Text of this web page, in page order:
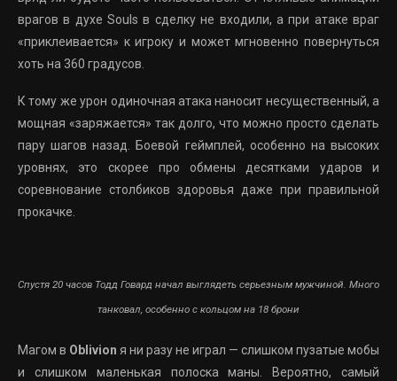
врагов в духе Souls в сделку не входили, а при атаке враг
«приклеивается» к игроку и может мгновенно повернуться
хоть на 360 градусов.
К тому же урон одиночная атака наносит несущественный, а
мощная «заряжается» так долго, что можно просто сделать
пару шагов назад. Боевой геймплей, особенно на высоких
уровнях, это скорее про обмены десятками ударов и
соревнование столбиков здоровья даже при правильной
прокачке.
Спустя 20 часов Тодд Говард начал выглядеть серьезным мужчиной. Много
танковал, особенно с кольцом на 18 брони
Магом в Oblivion я ни разу не играл — слишком пузатые мобы
и слишком маленькая полоска маны. Вероятно, самый